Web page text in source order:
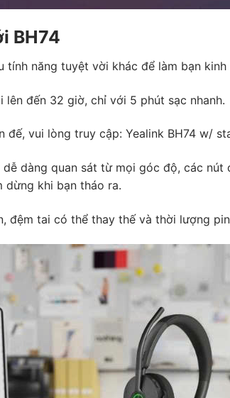
BH74
tính năng tuyệt vời khác để làm bạn
đến 32 giờ, chỉ với 5 phút sạc nhanh.
đế, vui lòng truy cập: Yealink BH74 w/
dàng quan sát từ mọi góc độ, các
dừng khi bạn tháo ra.
đệm tai có thể thay thế và thời lượng